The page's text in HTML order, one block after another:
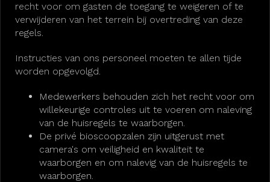
recht voor om gasten de toegang te weigeren of te
verwijderen van het terrein bij overtreding van deze
regels.
Instructies van ons personeel moeten te allen tijde
worden opgevolgd.
Medewerkers behouden zich het recht voor om
willekeurige controles uit te voeren om naleving
van de huisregels te waarborgen.
De privé bioscoopzalen zijn uitgerust met
camera's om veiligheid en kwaliteit te
waarborgen en om nalevig van de huisregels te
waarborgen.